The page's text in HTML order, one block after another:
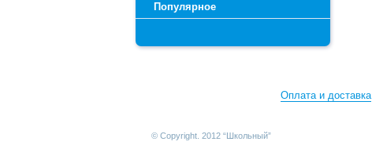
Популярное
Оплата и доставка
© Copyright. 2012 “Школьный”